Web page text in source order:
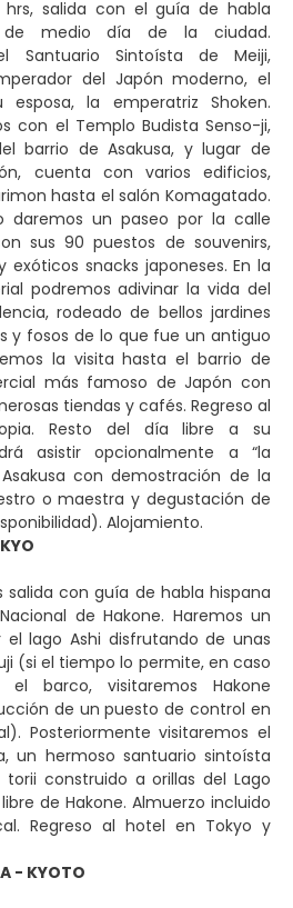
hrs, salida con el guía de habla
de medio día de la ciudad.
Santuario Sintoísta de Meiji,
del Japón moderno, el
la emperatriz Shoken.
con el Templo Budista Senso-ji,
barrio de Asakusa, y lugar de
cuenta con varios edificios,
hasta el salón Komagatado.
daremos un paseo por la calle
sus 90 puestos de souvenirs,
snacks japoneses. En la
podremos adivinar la vida del
rodeado de bellos jardines
y fosos de lo que fue un antiguo
la visita hasta el barrio de
más famoso de Japón con
tiendas y cafés. Regreso al
Resto del día libre a su
asistir opcionalmente a “la
con demostración de la
o maestra y degustación de
Alojamiento.
salida con guía de habla hispana
de Hakone. Haremos un
lago Ashi disfrutando de unas
(si el tiempo lo permite, en caso
barco, visitaremos Hakone
de un puesto de control en
Posteriormente visitaremos el
un hermoso santuario sintoísta
construido a orillas del Lago
de Hakone. Almuerzo incluido
Regreso al hotel en Tokyo y
- KYOTO